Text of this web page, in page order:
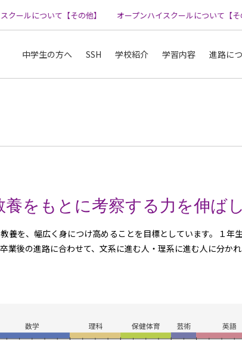
クールについて【その他】 オープンハイスクールについて【そ
中学生の方へ SSH 学校紹介 学習内容 進路に
養をもとに考察する力を伸ば
養を、幅広く身につけ高めることを目標としています。１年
後の進路に合わせて、文系に進む人・理系に進む人に分かれ